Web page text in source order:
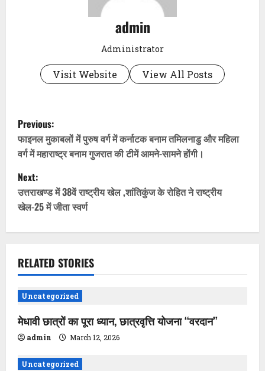
admin
Administrator
Visit Website View All Posts
P
o
s
t
n
v
i
g
a
Previous:
फाइनल मुकाबलों में पुरुष वर्ग में कर्नाटक बनाम तमिलनाडु और महिला
वर्ग में महाराष्ट्र बनाम गुजरात की टीमें आमने-सामने होंगी।
Next:
उत्तराखण्ड में 38वें राष्ट्रीय खेल ,शांतिकुंज के रोहित ने राष्ट्रीय
खेल-25 में जीता स्वर्ण
RELATED STORIES
Uncategorized
मेधावी छात्रों का पूरा ध्यान, छात्रवृत्ति योजना ‘‘वरदान’’
admin March 12, 2026
Uncategorized